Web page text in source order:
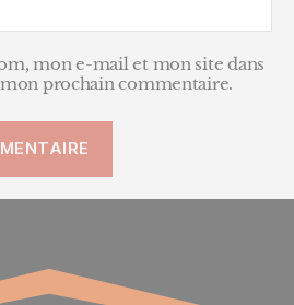
mon e-mail et mon site dans
prochain commentaire.